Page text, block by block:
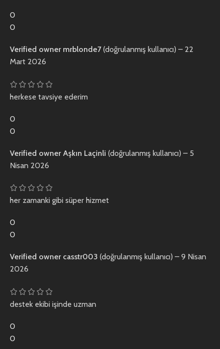
0
0
Verified owner mrblonde7 (doğrulanmış kullanıcı) – 22
Mart 2026
herkese tavsiye ederim
0
0
Verified ownerAşkın Laçinli (doğrulanmış kullanıcı) – 5
Nisan 2026
her zamanki gibi süper hizmet
0
0
Verified owner casstr003 (doğrulanmış kullanıcı) – 9 Nisan
2026
destek ekibi işinde uzman
0
0